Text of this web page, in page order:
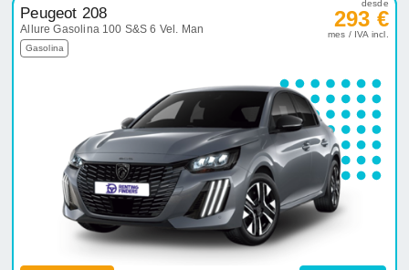
Peugeot 208
Allure Gasolina 100 S&S 6 Vel. Man
Gasolina
desde
293 €
mes / IVA incl.